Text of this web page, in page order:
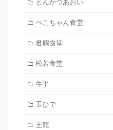
とんかつあおい
ぺこちゃん食堂
君鶴食堂
松若食堂
牛平
玉ひで
王龍